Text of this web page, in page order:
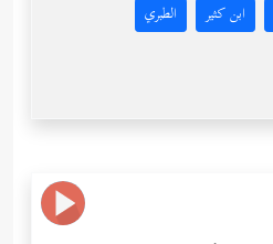
ابن كثير الطبري